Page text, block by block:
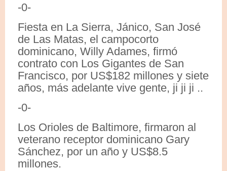
-0-
Fiesta en La Sierra, Jánico, San José
de Las Matas, el campocorto
dominicano, Willy Adames, firmó
contrato con Los Gigantes de San
Francisco, por US$182 millones y siete
años, más adelante vive gente, ji ji ji ..
-0-
Los Orioles de Baltimore, firmaron al
veterano receptor dominicano Gary
Sánchez, por un año y US$8.5
millones.